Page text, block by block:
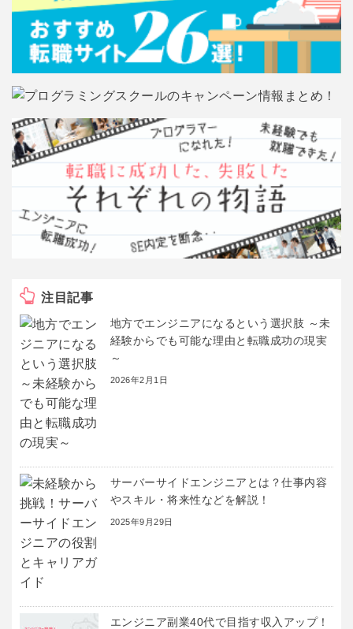
注目記事
地方でエンジニアになるという選択肢 ～未
経験からでも可能な理由と転職成功の現実
～
2026年2月1日
サーバーサイドエンジニアとは？仕事内容
やスキル・将来性などを解説！
2025年9月29日
エンジニア副業40代で目指す収入アップ！